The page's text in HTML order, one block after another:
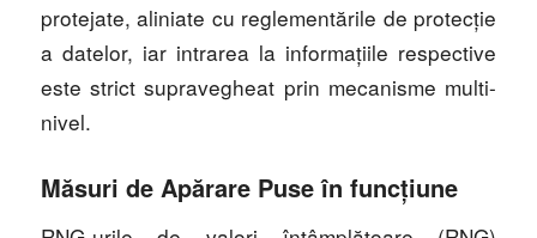
protejate, aliniate cu reglementările de protecție
a datelor, iar intrarea la informațiile respective
este strict supravegheat prin mecanisme multi-
nivel.
Măsuri de Apărare Puse în funcțiune